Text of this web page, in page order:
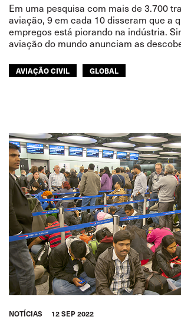
Em uma pesquisa com mais de 3.700
aviação, 9 em cada 10 disseram que a
empregos está piorando na indústria.
aviação do mundo anunciam as
AVIAÇÃO CIVIL GLOBAL
NOTÍCIAS 12 SEP 2022